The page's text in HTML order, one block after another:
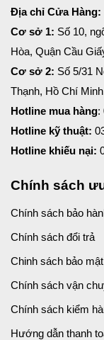
Địa chỉ Cửa Hàng:
Cơ sở 1: Số 10,
Hòa, Quận Cầu
Cơ sở 2: Số 5/31
Thạnh, Hồ Chí
Hotline mua hàng:
Hotline kỹ thuật:
Hotline khiếu nại:
Chính sách
Chính sách bảo
Chính sách đổi trả
Chinh sách bảo mật
Chính sách vận
Chính sách kiểm
Hướng dẫn thanh